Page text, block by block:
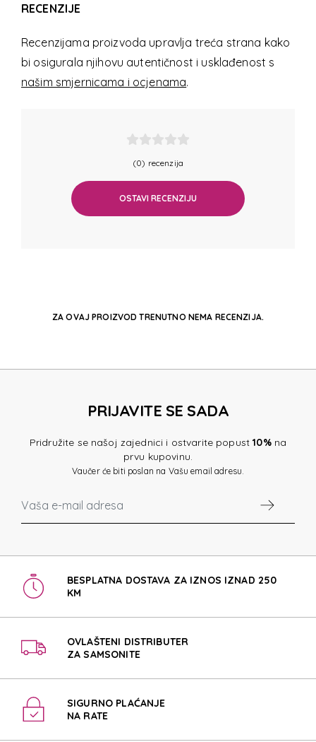
RECENZIJE
Recenzijama proizvoda upravlja treća strana kako
bi osigurala njihovu autentičnost i usklađenost s
našim smjernicama i ocjenama.
(0) recenzija
OSTAVI RECENZIJU
ZA OVAJ PROIZVOD TRENUTNO NEMA RECENZIJA.
PRIJAVITE SE SADA
Pridružite se našoj zajednici i ostvarite popust10%na
prvu kupovinu.
Vaučer će biti poslan na Vašu email adresu.
BESPLATNA DOSTAVA ZA IZNOS IZNAD 250
KM
OVLAŠTENI DISTRIBUTER
ZA SAMSONITE
SIGURNO PLAĆANJE
NA RATE